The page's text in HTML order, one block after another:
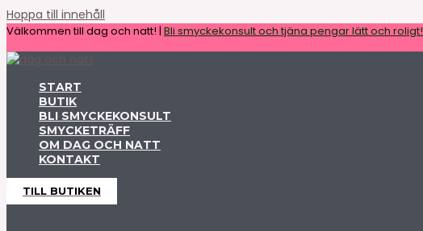
Hoppa till innehåll
Välkommen till dag och natt! | Bli smyckekonsult och tjäna pengar lätt och roligt!
START
BUTIK
BLI SMYCKEKONSULT
SMYCKETRÄFF
OM DAG OCH NATT
KONTAKT
TILL BUTIKEN